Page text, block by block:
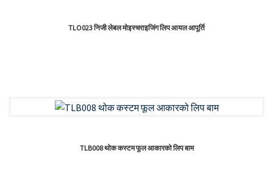
TLO023 निजी लेबल मोइस्चराइजिंग लिप आयल आपूर्ति
TLB008 थोक कस्टम फूल आकारको लिप बाम